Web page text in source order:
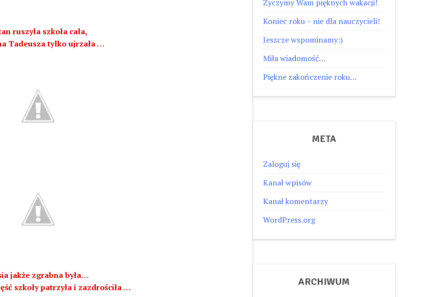
ruszyła szkoła cała,
Tadeusza tylko ujrzała …
jakże zgrabna była…
szkoły patrzyła i zazdrościła …
Życzymy Wam pięknych wakacji!
Koniec roku – nie dla nauczycieli!
Jeszcze wspominamy:)
Miła wiadomość…
Piękne zakończenie roku…
META
Zaloguj się
Kanał wpisów
Kanał komentarzy
WordPress.org
ARCHIWUM